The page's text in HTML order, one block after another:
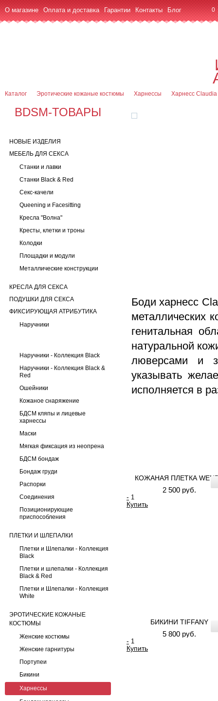
О магазине Оплата и доставка Гарантии Контакты Блог 0
Каталог Эротические кожаные костюмы Харнессы Харнесс Claudia
BDSM-ТОВАРЫ
НОВЫЕ ИЗДЕЛИЯ
МЕБЕЛЬ ДЛЯ СЕКСА
Станки и лавки
Станки Black & Red
Секс-качели
Queening и Facesitting
Кресла "Волна"
Кресты, клетки и троны
Колодки
Площадки и модули
Металлические конструкции
КРЕСЛА ДЛЯ СЕКСА
ПОДУШКИ ДЛЯ СЕКСА
ФИКСИРУЮЩАЯ АТРИБУТИКА
Наручники
Наручники - Коллекция Black
Наручники - Коллекция Black &
Red
Ошейники
Кожаное снаряжение
БДСМ кляпы и лицевые
харнессы
Маски
Мягкая фиксация из неопрена
БДСМ бондаж
Бондаж груди
Распорки
Соединения
Позиционирующие
приспособления
ПЛЕТКИ И ШЛЕПАЛКИ
Плетки и Шлепалки - Коллекция
Black
Плетки и шлепалки - Коллекция
Black & Red
Плетки и Шлепалки - Коллекция
White
ЭРОТИЧЕСКИЕ КОЖАНЫЕ
КОСТЮМЫ
Женские костюмы
Женские гарнитуры
Портупеи
Бикини
Харнессы
Боди харнесс
металлических
генитальная
натуральной
люверсами и
указывать
исполняется в
КОЖАНАЯ ПЛЕТКА
2 500 руб.
-
Купить
БИКИНИ TIFFANY
5 800 руб.
-
Купить